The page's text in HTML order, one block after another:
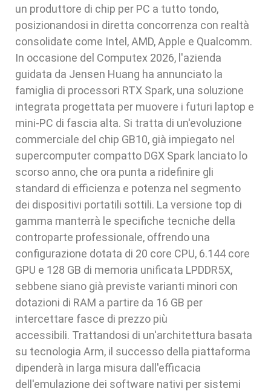
un produttore di chip per PC a tutto tondo,
posizionandosi in diretta concorrenza con realtà
consolidate come Intel, AMD, Apple e Qualcomm.
In occasione del Computex 2026, l'azienda
guidata da Jensen Huang ha annunciato la
famiglia di processori RTX Spark, una soluzione
integrata progettata per muovere i futuri laptop e
mini-PC di fascia alta. Si tratta di un'evoluzione
commerciale del chip GB10, già impiegato nel
supercomputer compatto DGX Spark lanciato lo
scorso anno, che ora punta a ridefinire gli
standard di efficienza e potenza nel segmento
dei dispositivi portatili sottili. La versione top di
gamma manterrà le specifiche tecniche della
controparte professionale, offrendo una
configurazione dotata di 20 core CPU, 6.144 core
GPU e 128 GB di memoria unificata LPDDR5X,
sebbene siano già previste varianti minori con
dotazioni di RAM a partire da 16 GB per
intercettare fasce di prezzo più
accessibili. Trattandosi di un'architettura basata
su tecnologia Arm, il successo della piattaforma
dipenderà in larga misura dall'efficacia
dell'emulazione dei software nativi per sistemi